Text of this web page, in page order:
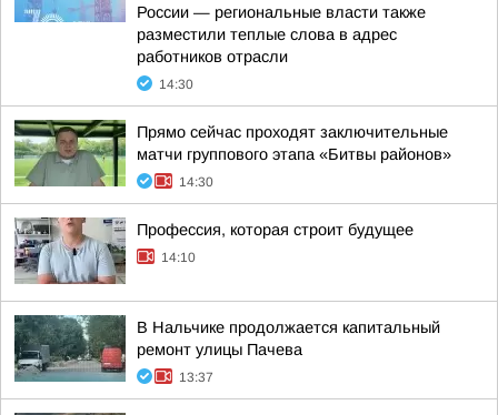
России — региональные власти также
разместили теплые слова в адрес
работников отрасли
14:30
Прямо сейчас проходят заключительные
матчи группового этапа «Битвы районов»
14:30
Профессия, которая строит будущее
14:10
В Нальчике продолжается капитальный
ремонт улицы Пачева
13:37